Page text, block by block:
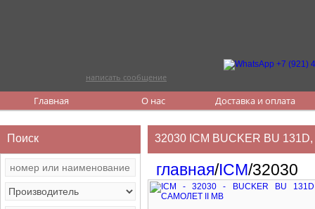
написать сообщение
Главная О нас Доставка и оплата
Поиск 32030 ICM BUCKER BU
главная/ICM/32030